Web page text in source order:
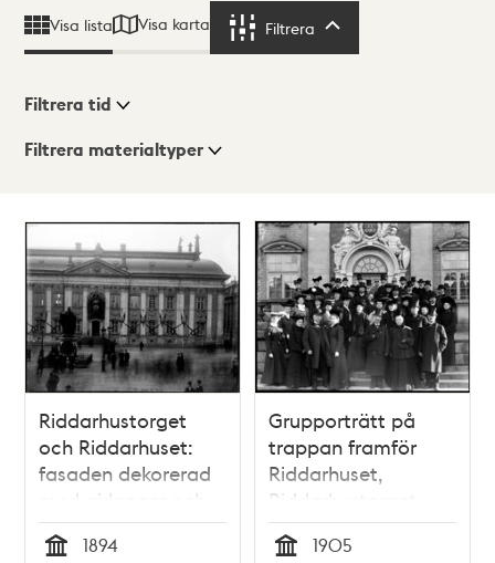
Visa lista Visa karta Filtrera
Visningsläge
Lista
Karta
Filtrera tid
Filtrera materialtyper
träffar
Riddarhustorget
och Riddarhuset:
fasaden dekorerad
med girlanger och
sköldar för Gustaf II
Adolfs-festen
1894
Grupporträtt på
trappan framför
Riddarhuset,
Riddarhustorget
1905